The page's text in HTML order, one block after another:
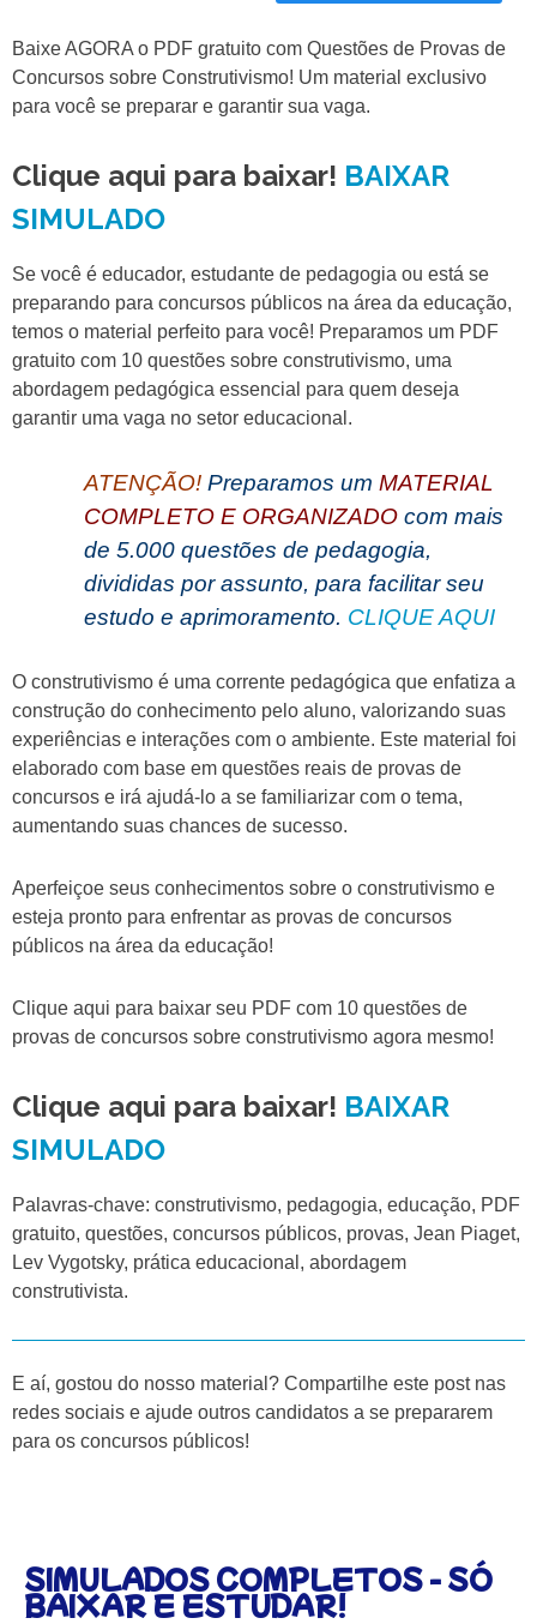
Baixe AGORA o PDF gratuito com Questões de Provas de
Concursos sobre Construtivismo! Um material exclusivo
para você se preparar e garantir sua vaga.
Clique aqui para baixar! BAIXAR
SIMULADO
Se você é educador, estudante de pedagogia ou está se
preparando para concursos públicos na área da educação,
temos o material perfeito para você! Preparamos um PDF
gratuito com 10 questões sobre construtivismo, uma
abordagem pedagógica essencial para quem deseja
garantir uma vaga no setor educacional.
ATENÇÃO! Preparamos um MATERIAL
COMPLETO E ORGANIZADOcom mais
de 5.000 questões de pedagogia,
divididas por assunto, para facilitar seu
estudo e aprimoramento. CLIQUE AQUI
O construtivismo é uma corrente pedagógica que enfatiza a
construção do conhecimento pelo aluno, valorizando suas
experiências e interações com o ambiente. Este material foi
elaborado com base em questões reais de provas de
concursos e irá ajudá-lo a se familiarizar com o tema,
aumentando suas chances de sucesso.
Aperfeiçoe seus conhecimentos sobre o construtivismo e
esteja pronto para enfrentar as provas de concursos
públicos na área da educação!
Clique aqui para baixar seu PDF com 10 questões de
provas de concursos sobre construtivismo agora mesmo!
Clique aqui para baixar! BAIXAR
SIMULADO
Palavras-chave: construtivismo, pedagogia, educação, PDF
gratuito, questões, concursos públicos, provas, Jean Piaget,
Lev Vygotsky, prática educacional, abordagem
construtivista.
E aí, gostou do nosso material? Compartilhe este post nas
redes sociais e ajude outros candidatos a se prepararem
para os concursos públicos!
SIMULADOS COMPLETOS - SÓ
BAIXAR E ESTUDAR!